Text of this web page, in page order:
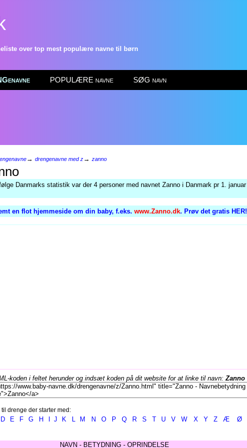
over top mest populære navne til børn
POPULÆRE navne SØG navn
→ drengenavne med z→ zanno
Danmarks statistik var der 4 personer med navnet Zanno i Danmark pr 1. januar
en flot hjemmeside om din baby, f.eks. www.Zanno.dk. Prøv det gratis HER!
koden i feltet herunder og indsæt koden på dit website for at linke til navn:Zanno
til drenge der starter med:
D E F G H J K L M N O P Q R S T U V W X Y Z Æ Ø
NAVN - BETYDNING - OPRINDELSE